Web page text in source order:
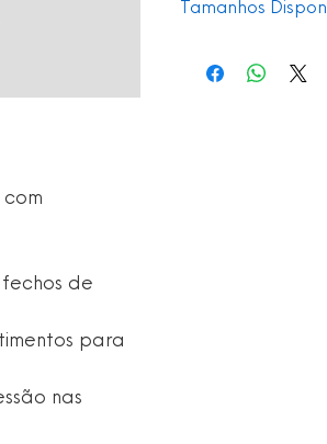
de
para
nas
Tamanhos